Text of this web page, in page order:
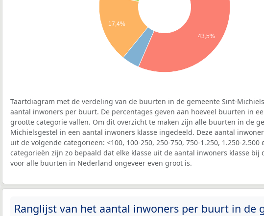
17,4%
43,5%
Taartdiagram met de verdeling van de buurten in de gemeente Sint-
aantal inwoners per buurt. De percentages geven aan hoeveel buurten in
grootte categorie vallen. Om dit overzicht te maken zijn alle buurten in de
Michielsgestel in een aantal inwoners klasse ingedeeld. Deze aantal
uit de volgende categorieën: <100, 100-250, 250-750, 750-1.250, 1.250-2.500
categorieën zijn zo bepaald dat elke klasse uit de aantal inwoners klasse bij
voor alle buurten in Nederland ongeveer even groot is.
Ranglijst van het aantal inwoners per buurt in de